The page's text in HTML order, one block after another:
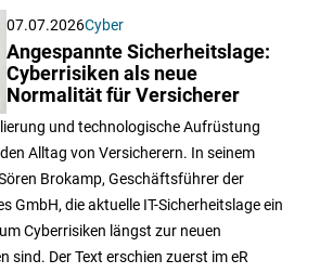
07.07.2026Cyber
Angespannte Sicherheitslage:
Cyberrisiken als neue
Normalität für Versicherer
und technologische Aufrüstung
Alltag von Versicherern. In seinem
Brokamp, Geschäftsführer der
GmbH, die aktuelle IT-Sicherheitslage ein
Cyberrisiken längst zur neuen
sind. Der Text erschien zuerst im eR